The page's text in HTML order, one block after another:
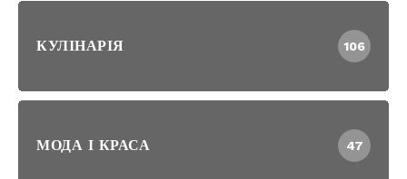
КУЛІНАРІЯ 106
МОДА І КРАСА 47